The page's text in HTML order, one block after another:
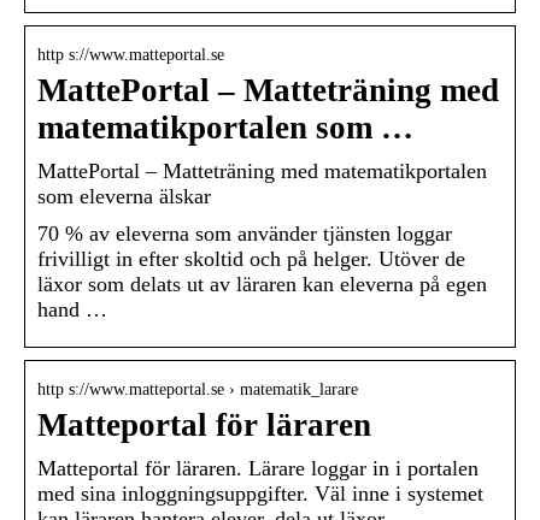
http s://www.matteportal.se
MattePortal – Matteträning med
matematikportalen som …
MattePortal – Matteträning med matematikportalen
som eleverna älskar
70 % av eleverna som använder tjänsten loggar
frivilligt in efter skoltid och på helger. Utöver de
läxor som delats ut av läraren kan eleverna på egen
hand …
http s://www.matteportal.se › matematik_larare
Matteportal för läraren
Matteportal för läraren. Lärare loggar in i portalen
med sina inloggningsuppgifter. Väl inne i systemet